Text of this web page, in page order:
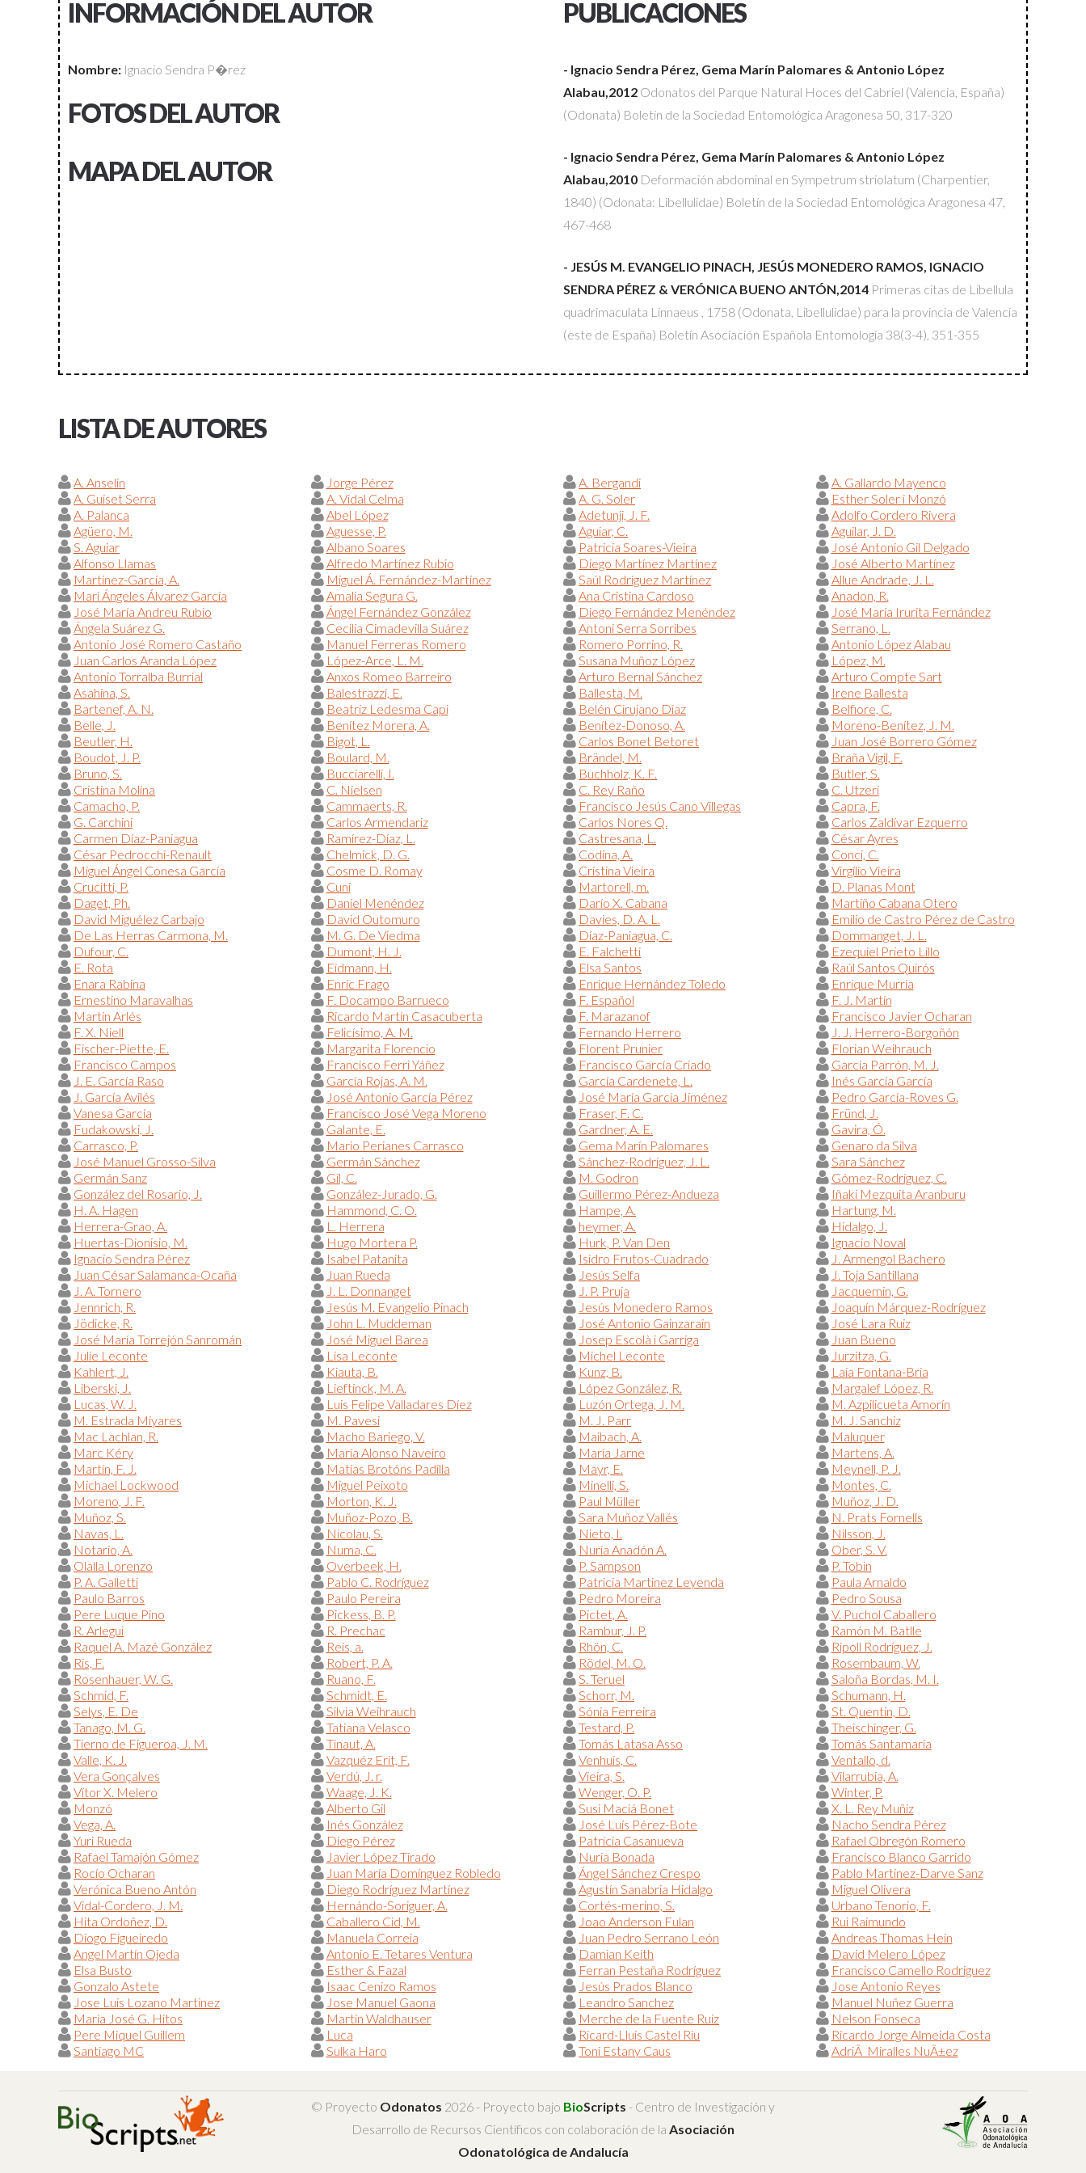
INFORMACIÓN DEL AUTOR
Nombre: Ignacio Sendra P�rez
FOTOS DEL AUTOR
MAPA DEL AUTOR
PUBLICACIONES
- Ignacio Sendra Pérez, Gema Marín Palomares & Antonio López
Alabau,2012 Odonatos del Parque Natural Hoces del Cabriel (Valencia, España)
(Odonata) Boletín de la Sociedad Entomológica Aragonesa 50, 317-320
- Ignacio Sendra Pérez, Gema Marín Palomares & Antonio López
Alabau,2010 Deformación abdominal en Sympetrum striolatum (Charpentier,
1840) (Odonata: Libellulidae) Boletín de la Sociedad Entomológica Aragonesa 47,
467-468
- JESÚS M. EVANGELIO PINACH, JESÚS MONEDERO RAMOS, IGNACIO
SENDRA PÉREZ & VERÓNICA BUENO ANTÓN,2014 Primeras citas de Libellula
quadrimaculata Linnaeus , 1758 (Odonata, Libellulidae) para la provincia de Valencia
(este de España) Boletín Asociación Española Entomología 38(3-4), 351-355
LISTA DE AUTORES
A. Anselin Jorge Pérez A. Bergandi
A. Gallardo Mayenco
A. Guiset Serra
A. Vidal Celma A. G. Soler
Esther Soler i Monzó
A. Palanca
Abel López Adetunji, J. F.
Adolfo Cordero Rivera
Agüero, M.
Aguesse, P. Aguiar, C.
Aguilar, J. D.
S. Aguiar
Albano Soares Patricia Soares-Vieira
José Antonio Gil Delgado
Alfonso Llamas
Alfredo Martínez Rubio Diego Martínez Martínez
José Alberto Martínez
Martínez-García, A.
Miguel Á. Fernández-Martínez Saúl Rodríguez Martínez
Allue Andrade, J. L.
Mari Ángeles Álvarez García
Amalia Segura G. Ana Cristina Cardoso
Anadon, R.
José María Andreu Rubio
Ángel Fernández González Diego Fernández Menéndez
José María Irurita Fernández
Ángela Suárez G.
Cecilia Cimadevilla Suárez Antoni Serra Sorribes
Serrano, L.
Antonio José Romero Castaño
Manuel Ferreras Romero Romero Porrino, R.
Antonio López Alabau
Juan Carlos Aranda López
López-Arce, L. M. Susana Muñoz López
López, M.
Antonio Torralba Burrial
Anxos Romeo Barreiro Arturo Bernal Sánchez
Arturo Compte Sart
Asahina, S.
Balestrazzi, E. Ballesta, M.
Irene Ballesta
Bartenef, A. N.
Beatriz Ledesma Capi Belén Cirujano Diaz
Belfiore, C.
Belle, J.
Benítez Morera, A. Benítez-Donoso, A.
Moreno-Benítez, J. M.
Beutler, H.
Bigot, L. Carlos Bonet Betoret
Juan José Borrero Gómez
Boudot, J. P.
Boulard, M. Brändel, M.
Braña Vigil, F.
Bruno, S.
Bucciarelli, I. Buchholz, K. F.
Butler, S.
Cristina Molina
C. Nielsen C. Rey Raño
C. Utzeri
Camacho, P.
Cammaerts, R. Francisco Jesús Cano Villegas
Capra, F.
G. Carchini
Carlos Armendariz Carlos Nores Q.
Carlos Zaldívar Ezquerro
Carmen Díaz-Paniagua
Ramírez-Díaz, L. Castresana, L.
César Ayres
César Pedrocchi-Renault
Chelmick, D. G. Codina, A.
Conci, C.
Miguel Ángel Conesa García
Cosme D. Romay Cristina Vieira
Virgílio Vieira
Crucitti, P.
Cuni Martorell, m.
D. Planas Mont
Daget, Ph.
Daniel Menéndez Darío X. Cabana
Martiño Cabana Otero
David Miguélez Carbajo
David Outomuro Davies, D. A. L.
Emilio de Castro Pérez de Castro
De Las Herras Carmona, M.
M. G. De Viedma Díaz-Paniagua, C.
Dommanget, J. L.
Dufour, C.
Dumont, H. J. E. Falchetti
Ezequiel Prieto Lillo
E. Rota
Eidmann, H. Elsa Santos
Raúl Santos Quirós
Enara Rabina
Enric Frago Enrique Hernández Toledo
Enrique Murria
Ernestino Maravalhas
F. Docampo Barrueco F. Español
F. J. Martín
Martín Arlés
Ricardo Martín Casacuberta F. Marazanof
Francisco Javier Ocharan
F. X. Niell
Felicísimo, A. M. Fernando Herrero
J. J. Herrero-Borgoñón
Fischer-Piette, E.
Margarita Florencio Florent Prunier
Florian Weihrauch
Francisco Campos
Francisco Ferri Yáñez Francisco García Criado
García Parrón, M. J.
J. E. García Raso
García Rojas, A. M. García Cardenete, L.
Inés García García
J. García Avilés
José Antonio García Pérez José María García Jiménez
Pedro García-Roves G.
Vanesa García
Francisco José Vega Moreno Fraser, F. C.
Fründ, J.
Fudakowski, J.
Galante, E. Gardner, A. E.
Gavira, Ó.
Carrasco, P.
Mario Perianes Carrasco Gema Marín Palomares
Genaro da Silva
José Manuel Grosso-Silva
Germán Sánchez Sánchez-Rodríguez, J. L.
Sara Sánchez
Germán Sanz
Gil, C. M. Godron
Gómez-Rodríguez, C.
González del Rosario, J.
González-Jurado, G. Guillermo Pérez-Andueza
Iñaki Mezquita Aranburu
H. A. Hagen
Hammond, C. O. Hampe, A.
Hartung, M.
Herrera-Grao, A.
L. Herrera heymer, A.
Hidalgo, J.
Huertas-Dionisio, M.
Hugo Mortera P. Hurk, P. Van Den
Ignacio Noval
Ignacio Sendra Pérez
Isabel Patanita Isidro Frutos-Cuadrado
J. Armengol Bachero
Juan César Salamanca-Ocaña
Juan Rueda Jesús Selfa
J. Toja Santillana
J. A. Tornero
J. L. Donnanget J. P. Pruja
Jacquemin, G.
Jennrich, R.
Jesús M. Evangelio Pinach Jesús Monedero Ramos
Joaquín Márquez-Rodríguez
Jödicke, R.
John L. Muddeman José Antonio Gainzarain
José Lara Ruiz
José María Torrejón Sanromán
José Miguel Barea Josep Escolà i Garriga
Juan Bueno
Julie Leconte
Lisa Leconte Michel Leconte
Jurzitza, G.
Kahlert, J.
Kiauta, B. Kunz, B.
Laia Fontana-Bria
Liberski, J.
Lieftinck, M. A. López González, R.
Margalef López, R.
Lucas, W. J.
Luis Felipe Valladares Díez Luzón Ortega, J. M.
M. Azpilicueta Amorín
M. Estrada Miyares
M. Pavesi M. J. Parr
M. J. Sanchiz
Mac Lachlan, R.
Macho Bariego, V. Maibach, A.
Maluquer
Marc Kéry
María Alonso Naveiro María Jarne
Martens, A.
Martín, F. J.
Matías Brotóns Padilla Mayr, E.
Meynell, P. J.
Michael Lockwood
Miguel Peixoto Minelli, S.
Montes, C.
Moreno, J. F.
Morton, K. J. Paul Müller
Muñoz, J. D.
Muñoz, S.
Muñoz-Pozo, B. Sara Muñoz Vallés
N. Prats Fornells
Navas, L.
Nicolau, S. Nieto, I.
Nilsson, J.
Notario, A.
Numa, C. Nuria Anadón A.
Ober, S. V.
Olalla Lorenzo
Overbeek, H. P. Sampson
P. Tobin
P. A. Galletti
Pablo C. Rodríguez Patricia Martinez Leyenda
Paula Arnaldo
Paulo Barros
Paulo Pereira Pedro Moreira
Pedro Sousa
Pere Luque Pino
Pickess, B. P. Pictet, A.
V. Puchol Caballero
R. Arlegui
R. Prechac Rambur, J. P.
Ramón M. Batlle
Raquel A. Mazé González
Reis, a. Rhön, C.
Ripoll Rodríguez, J.
Ris, F.
Robert, P. A. Rödel, M. O.
Rosembaum, W.
Rosenhauer, W. G.
Ruano, F. S. Teruel
Saloña Bordas, M. I.
Schmid, F.
Schmidt, E. Schorr, M.
Schumann, H.
Selys, E. De
Silvia Weihrauch Sónia Ferreira
St. Quentin, D.
Tanago, M. G.
Tatiana Velasco Testard, P.
Theischinger, G.
Tierno de Figueroa, J. M.
Tinaut, A. Tomás Latasa Asso
Tomás Santamaría
Valle, K. J.
Vazquéz Erit, F. Venhuis, C.
Ventallo, d.
Vera Gonçalves
Verdú, J. r. Vieira, S.
Vilarrubia, A.
Vítor X. Melero
Waage, J. K. Wenger, O. P.
Winter, P.
Monzó
Alberto Gil Susi Maciá Bonet
X. L. Rey Muñiz
Vega, A.
Inés González José Luís Pérez-Bote
Nacho Sendra Pérez
Yuri Rueda
Diego Pérez Patricia Casanueva
Rafael Obregón Romero
Rafael Tamajón Gómez
Javier López Tirado Nuria Bonada
Francisco Blanco Garrido
Rocío Ocharan
Juan María Domínguez Robledo Ángel Sánchez Crespo
Pablo Martínez-Darve Sanz
Verónica Bueno Antón
Diego Rodríguez Martínez Agustín Sanabria Hidalgo
Miguel Olivera
Vidal-Cordero, J. M.
Hernándo-Soriguer, A. Cortés-merino, S.
Urbano Tenorio, F.
Hita Ordoñez, D.
Caballero Cid, M. Joao Anderson Fulan
Rui Raimundo
Diogo Figueiredo
Manuela Correia Juan Pedro Serrano León
Andreas Thomas Hein
Angel Martín Ojeda
Antonio E. Tetares Ventura Damian Keith
David Melero López
Elsa Busto
Esther & Fazal Ferran Pestaña Rodríguez
Francisco Camello Rodriguez
Gonzalo Astete
Isaac Cenizo Ramos Jesús Prados Blanco
Jose Antonio Reyes
Jose Luis Lozano Martinez
Jose Manuel Gaona Leandro Sanchez
Manuel Nuñez Guerra
María José G. Hitos
Martin Waldhauser Merche de la Fuente Ruiz
Nelson Fonseca
Pere Miquel Guillem
Luca Ricard-Lluis Castel Riu
Ricardo Jorge Almeida Costa
Santiago MC
Sulka Haro Toni Estany Caus AdriÃ Miralles NuÃ±ez
© Proyecto Odonatos 2026 - Proyecto bajo BioScripts - Centro de Investigación y
Desarrollo de Recursos Científicos con colaboración de la Asociación
Odonatológica de Andalucía